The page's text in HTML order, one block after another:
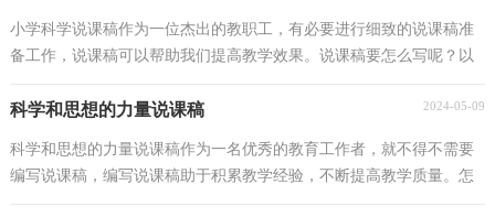
小学科学说课稿作为一位杰出的教职工，有必要进行细致的说课稿准
备工作，说课稿可以帮助我们提高教学效果。说课稿要怎么写呢？以
科学和思想的力量说课稿 2024-05-09
科学和思想的力量说课稿作为一名优秀的教育工作者，就不得不需要
编写说课稿，编写说课稿助于积累教学经验，不断提高教学质量。怎